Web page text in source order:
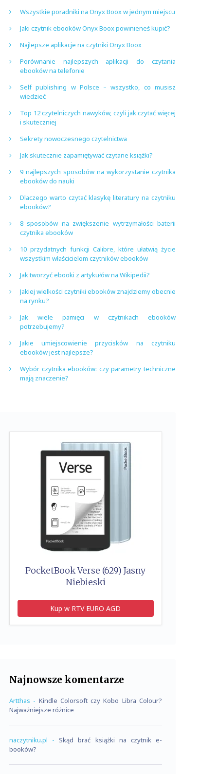
Wszystkie poradniki na Onyx Boox w jednym miejscu
Jaki czytnik ebooków Onyx Boox powinieneś kupić?
Najlepsze aplikacje na czytniki Onyx Boox
Porównanie najlepszych aplikacji do czytania
ebooków na telefonie
Self publishing w Polsce – wszystko, co musisz
wiedzieć
Top 12 czytelniczych nawyków, czyli jak czytać więcej
i skuteczniej
Sekrety nowoczesnego czytelnictwa
Jak skutecznie zapamiętywać czytane książki?
9 najlepszych sposobów na wykorzystanie czytnika
ebooków do nauki
Dlaczego warto czytać klasykę literatury na czytniku
ebooków?
8 sposobów na zwiększenie wytrzymałości baterii
czytnika ebooków
10 przydatnych funkcji Calibre, które ułatwią życie
wszystkim właścicielom czytników ebooków
Jak tworzyć ebooki z artykułów na Wikipedii?
Jakiej wielkości czytniki ebooków znajdziemy obecnie
na rynku?
Jak wiele pamięci w czytnikach ebooków
potrzebujemy?
Jakie umiejscowienie przycisków na czytniku
ebooków jest najlepsze?
Wybór czytnika ebooków: czy parametry techniczne
mają znaczenie?
PocketBook Verse (629) Jasny
Niebieski
Kup w RTV EURO AGD
Najnowsze komentarze
Artthas - Kindle Colorsoft czy Kobo Libra Colour?
Najważniejsze różnice
naczytniku.pl - Skąd brać książki na czytnik e-
booków?